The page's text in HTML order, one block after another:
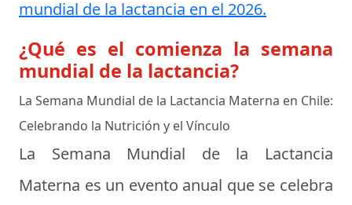
mundial de la lactancia en el 2026.
¿Qué es el comienza la semana
mundial de la lactancia?
La Semana Mundial de la Lactancia Materna en Chile:
Celebrando la Nutrición y el Vínculo
La Semana Mundial de la Lactancia
Materna es un evento anual que se celebra